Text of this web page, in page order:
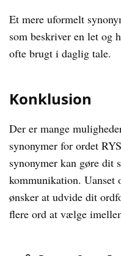
Et mere uformelt
som beskriver en let og
ofte brugt i daglig tale.
Konklusion
Der er mange
synonymer for ordet
synonymer kan gøre dit
kommunikation. Uanset
ønsker at udvide dit
flere ord at vælge